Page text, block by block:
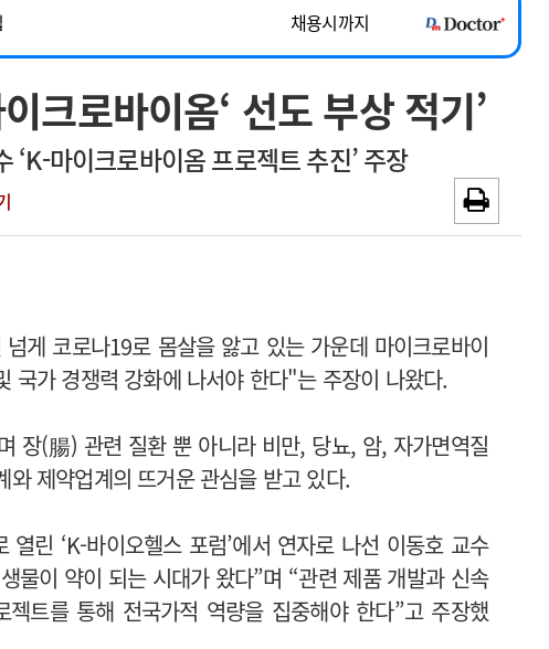
정책/통계 공시
지 광고안내
채용시까지
~2026-08-15
~2026-08-31
채용시까지
크로바이옴‘ 선도 부상 적기’
‘K-마이크로바이옴 프로젝트 추진’ 주장
게 코로나19로 몸살을 앓고 있는 가운데 마이크로바이
국가 경쟁력 강화에 나서야 한다"는 주장이 나왔다.
장(腸) 관련 질환 뿐 아니라 비만, 당뇨, 암, 자가면역질
제약업계의 뜨거운 관심을 받고 있다.
린 ‘K-바이오헬스 포럼’에서 연자로 나선 이동호 교수
물이 약이 되는 시대가 왔다”며 “관련 제품 개발과 신속
트를 통해 전국가적 역량을 집중해야 한다”고 주장했